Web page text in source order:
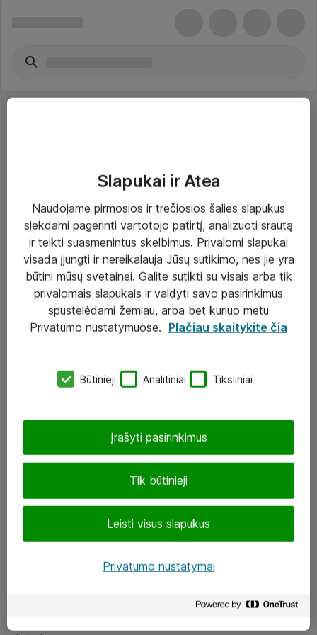
Paslaugos
Sprendimai
Įgyvendinti projektai
Atea ekspertų patarimai verslui
eShop@atea.lt
LinkedIn
Slapukai ir Atea
Naudojame pirmosios ir trečiosios šalies slapukus
siekdami pagerinti vartotojo patirtį, analizuoti srautą
ir teikti suasmenintus skelbimus. Privalomi slapukai
visada įjungti ir nereikalauja Jūsų sutikimo, nes jie yra
būtini mūsų svetainei. Galite sutikti su visais arba tik
privalomais slapukais ir valdyti savo pasirinkimus
spustelėdami žemiau, arba bet kuriuo metu
Privatumo nustatymuose. Plačiau skaitykite čia
Būtinieji Analitiniai Tiksliniai
Tik būtinieji
Leisti visus slapukus
Įrašyti pasirinkimus
Privatumo nustatymai